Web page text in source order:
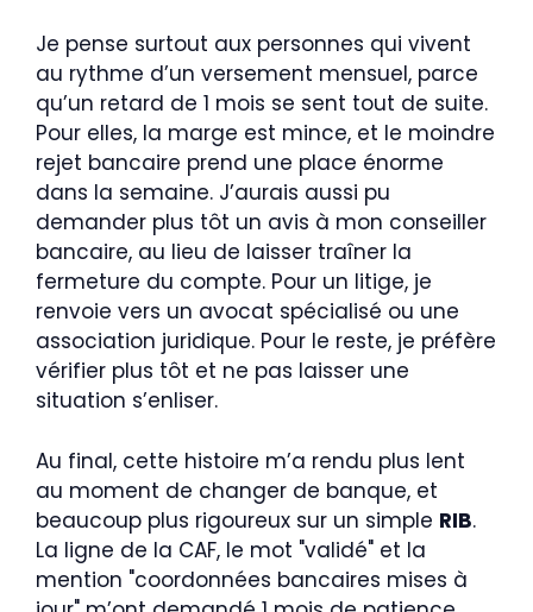
Je pense surtout aux personnes qui vivent
au rythme d’un versement mensuel, parce
qu’un retard de 1 mois se sent tout de suite.
Pour elles, la marge est mince, et le moindre
rejet bancaire prend une place énorme
dans la semaine. J’aurais aussi pu
demander plus tôt un avis à mon conseiller
bancaire, au lieu de laisser traîner la
fermeture du compte. Pour un litige, je
renvoie vers un avocat spécialisé ou une
association juridique. Pour le reste, je préfère
vérifier plus tôt et ne pas laisser une
situation s’enliser.
Au final, cette histoire m’a rendu plus lent
au moment de changer de banque, et
beaucoup plus rigoureux sur un simple RIB.
La ligne de la CAF, le mot "validé" et la
mention "coordonnées bancaires mises à